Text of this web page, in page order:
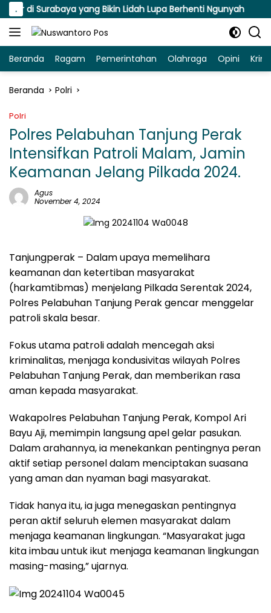
Langsung
ke
konten
.
di Surabaya yang Bikin Lidah Lupa Berhenti Ngunyah
Beranda Ragam Pemerintahan Olahraga Opini
Beranda Polri
Polri
Polres Pelabuhan Tanjung Perak
Intensifkan Patroli Malam, Jamin
Keamanan Jelang Pilkada 2024.
Agus
November 4, 2024
Tanjungperak – Dalam upaya memelihara
keamanan dan ketertiban masyarakat
(harkamtibmas) menjelang Pilkada Serentak 2024,
Polres Pelabuhan Tanjung Perak gencar menggelar
patroli skala besar.
Fokus utama patroli adalah mencegah aksi
kriminalitas, menjaga kondusivitas wilayah Polres
Pelabuhan Tanjung Perak, dan memberikan rasa
aman kepada masyarakat.
Wakapolres Pelabuhan Tanjung Perak, Kompol Ari
Bayu Aji, memimpin langsung apel gelar pasukan.
Dalam arahannya, ia menekankan pentingnya peran
aktif setiap personel dalam menciptakan suasana
yang aman dan nyaman bagi masyarakat.
Tidak hanya itu, ia juga menegaskan pentingnya
peran aktif seluruh elemen masyarakat dalam
menjaga keamanan lingkungan. “Masyarakat juga
kita imbau untuk ikut menjaga keamanan lingkungan
masing-masing,” ujarnya.